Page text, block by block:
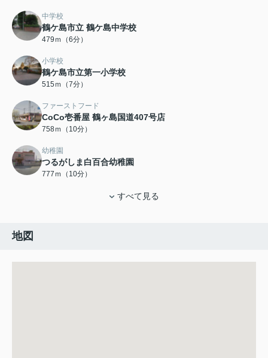
中学校
鶴ケ島市立 鶴ケ島中学校
479ｍ（6分）
小学校
鶴ケ島市立第一小学校
515ｍ（7分）
ファーストフード
CoCo壱番屋 鶴ヶ島国道407号店
758ｍ（10分）
幼稚園
つるがしま白百合幼稚園
777ｍ（10分）
すべて見る
地図